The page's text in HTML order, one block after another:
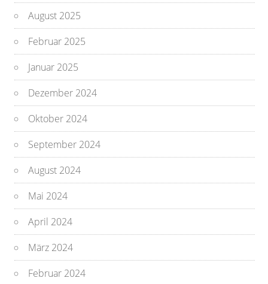
August 2025
Februar 2025
Januar 2025
Dezember 2024
Oktober 2024
September 2024
August 2024
Mai 2024
April 2024
März 2024
Februar 2024